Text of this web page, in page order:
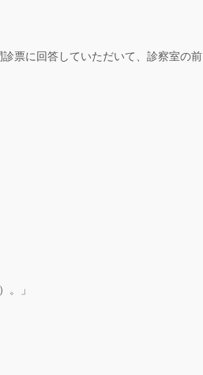
票に回答していただいて、診察室の前
。」